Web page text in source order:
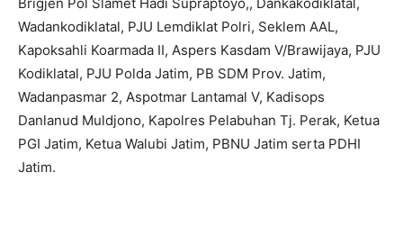
Wadankodiklatal, PJU Lemdiklat Polri, Seklem AAL,
Kapoksahli Koarmada II, Aspers Kasdam V/Brawijaya, PJU
Kodiklatal, PJU Polda Jatim, PB SDM Prov. Jatim,
Wadanpasmar 2, Aspotmar Lantamal V, Kadisops
Danlanud Muldjono, Kapolres Pelabuhan Tj. Perak, Ketua
PGI Jatim, Ketua Walubi Jatim, PBNU Jatim serta PDHI
Jatim.